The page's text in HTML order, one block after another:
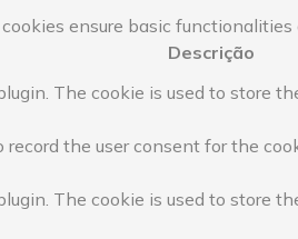
ensure basic
Descrição
The cookie is used to store
the user consent for the
The cookie is used to store